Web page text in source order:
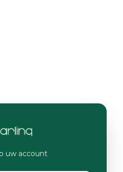
uw account